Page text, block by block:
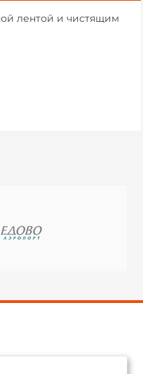
лентой и чистящим